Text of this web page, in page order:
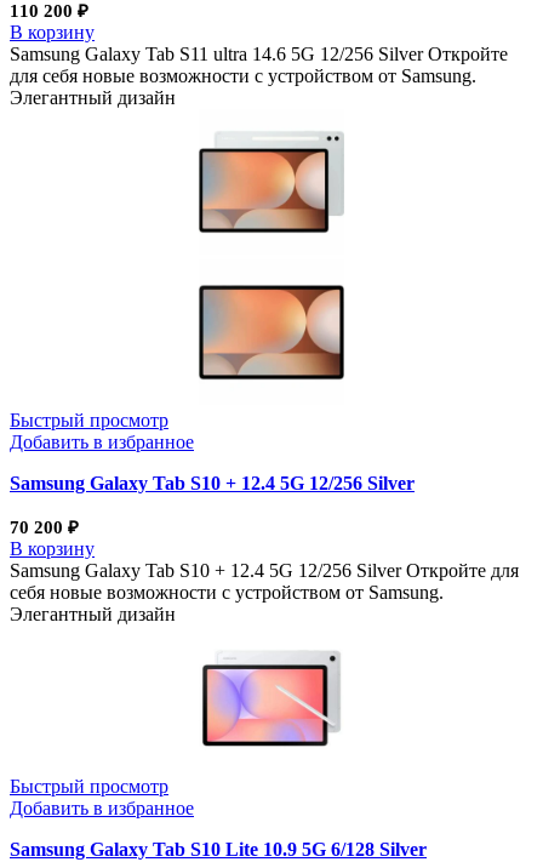
110 200 ₽
В корзину
Samsung Galaxy Tab S11 ultra 14.6 5G 12/256 Silver Откройте
для себя новые возможности с устройством от Samsung.
Элегантный дизайн
Быстрый просмотр
Добавить в избранное
Samsung Galaxy Tab S10 + 12.4 5G 12/256 Silver
70 200 ₽
В корзину
Samsung Galaxy Tab S10 + 12.4 5G 12/256 Silver Откройте для
себя новые возможности с устройством от Samsung.
Элегантный дизайн
Быстрый просмотр
Добавить в избранное
Samsung Galaxy Tab S10 Lite 10.9 5G 6/128 Silver